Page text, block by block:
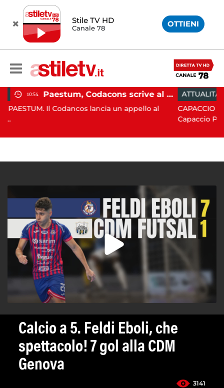
Stile TV HD
Canale 78 OTTIENI
Paestum, Codacons scrive al ministro Giuli: "Rilanciare scavi dell'Anfiteatro nell'area archeologica"
lancia un appello al
ATTUALITÀ 15:05
CAPACCIO PAESTUM.
Calcio a 5. Feldi Eboli, che
spettacolo! 7 gol alla CDM
Genova
3141